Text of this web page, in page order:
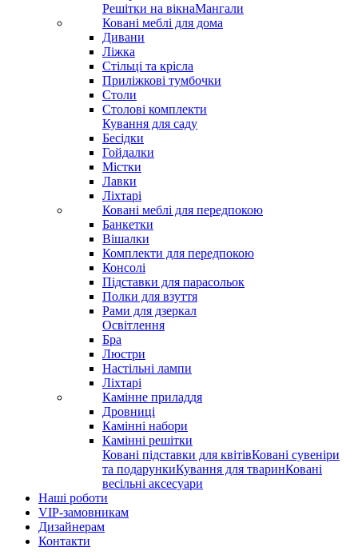
Решітки на вікнаМангали
Ковані меблі для дома
Дивани
Ліжка
Стільці та крісла
Приліжкові тумбочки
Столи
Столові комплекти
Кування для саду
Бесідки
Гойдалки
Містки
Лавки
Ліхтарі
Ковані меблі для передпокою
Банкетки
Вішалки
Комплекти для передпокою
Консолі
Підставки для парасольок
Полки для взуття
Рами для дзеркал
Освітлення
Бра
Люстри
Настільні лампи
Ліхтарі
Камінне приладдя
Дровниці
Камінні набори
Камінні решітки
Ковані підставки для квітівКовані сувеніри
та подарункиКування для тваринКовані
весільні аксесуари
Наші роботи
VIP-замовникам
Дизайнерам
Контакти